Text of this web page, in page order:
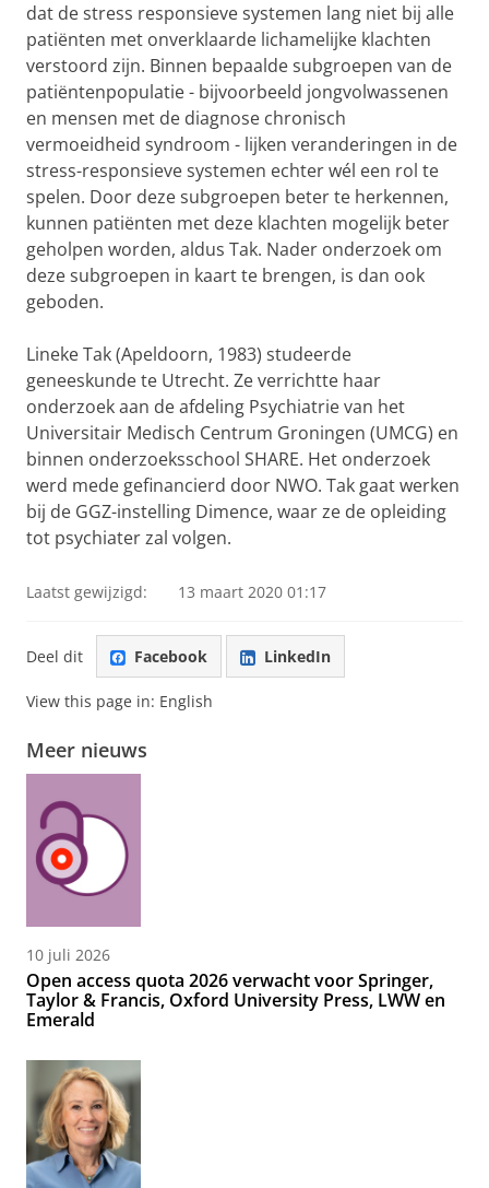
dat de stress responsieve systemen lang niet bij alle
patiënten met onverklaarde lichamelijke klachten
verstoord zijn. Binnen bepaalde subgroepen van de
patiëntenpopulatie - bijvoorbeeld jongvolwassenen
en mensen met de diagnose chronisch
vermoeidheid syndroom - lijken veranderingen in de
stress-responsieve systemen echter wél een rol te
spelen. Door deze subgroepen beter te herkennen,
kunnen patiënten met deze klachten mogelijk beter
geholpen worden, aldus Tak. Nader onderzoek om
deze subgroepen in kaart te brengen, is dan ook
geboden.
Lineke Tak (Apeldoorn, 1983) studeerde
geneeskunde te Utrecht. Ze verrichtte haar
onderzoek aan de afdeling Psychiatrie van het
Universitair Medisch Centrum Groningen (UMCG) en
binnen onderzoeksschool SHARE. Het onderzoek
werd mede gefinancierd door NWO. Tak gaat werken
bij de GGZ-instelling Dimence, waar ze de opleiding
tot psychiater zal volgen.
Laatst gewijzigd: 13 maart 2020 01:17
Deel dit Facebook LinkedIn
View this page in: English
Meer nieuws
10 juli 2026
Open access quota 2026 verwacht voor Springer,
Taylor & Francis, Oxford University Press, LWW en
Emerald